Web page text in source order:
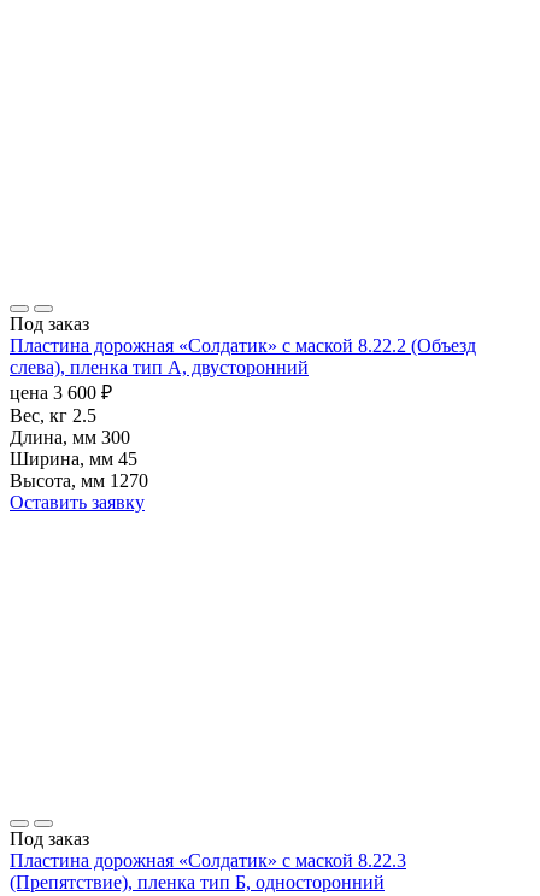
Под заказ
Пластина дорожная «Солдатик» с маской 8.22.2 (Объезд
слева), пленка тип А, двусторонний
цена 3 600 ₽
Вес, кг 2.5
Длина, мм 300
Ширина, мм 45
Высота, мм 1270
Оставить заявку
Под заказ
Пластина дорожная «Солдатик» с маской 8.22.3
(Препятствие), пленка тип Б, односторонний